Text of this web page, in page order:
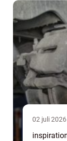
02 juli 2026